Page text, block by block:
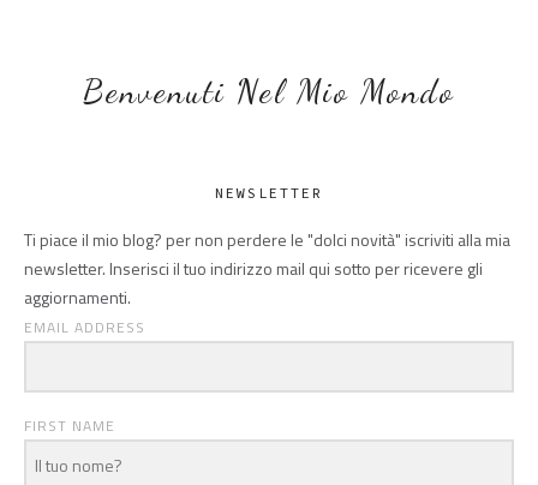
Benvenuti Nel Mio Mondo
NEWSLETTER
Ti piace il mio blog? per non perdere le "dolci novità" iscriviti alla mia
newsletter. Inserisci il tuo indirizzo mail qui sotto per ricevere gli
aggiornamenti.
EMAIL ADDRESS
FIRST NAME